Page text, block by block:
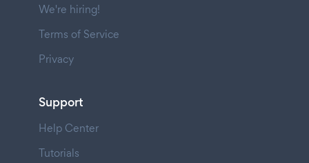
We're hiring!
Terms of Service
Privacy
Support
Help Center
Tutorials